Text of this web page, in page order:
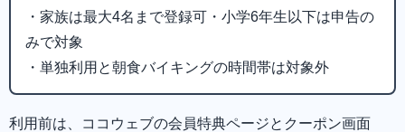
・家族は最大4名まで登録可・小学6年生以下は申告の
みで対象
・単独利用と朝食バイキングの時間帯は対象外
利用前は、ココウェブの会員特典ページとクーポン画面